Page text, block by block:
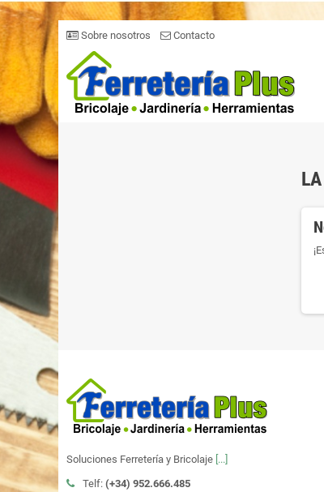
Sobre nosotros Contacto
Soluciones Ferretería y Bricolaje [...]
Telf: (+34) 952.666.485